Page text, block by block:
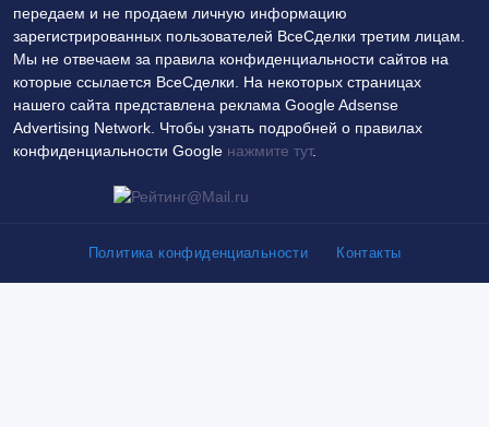
передаем и не продаем личную информацию
зарегистрированных пользователей ВсеСделки третим лицам.
Мы не отвечаем за правила конфиденциальности сайтов на
которые ссылается ВсеСделки. На некоторых страницах
нашего сайта представлена реклама Google Adsense
Advertising Network. Чтобы узнать подробней о правилах
конфиденциальности Google нажмите тут.
Политика конфиденциальности Контакты